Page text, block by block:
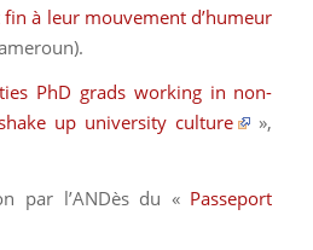
à leur mouvement d’humeur
.
PhD grads working in non-
up university culture
»,
par l’ANDès du « Passeport